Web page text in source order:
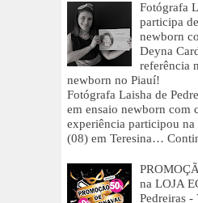
Fotógrafa
participa
newborn
Deyna
referência
newborn no Piauí!
Fotógrafa Laisha de
em ensaio newborn com
experiência participou
(08) em Teresina…
na LOJA
Pedreiras -